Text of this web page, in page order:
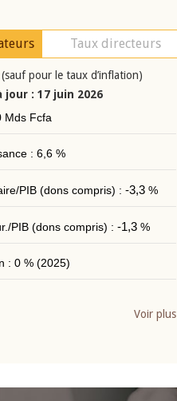
Taux directeurs
pour le taux d’inflation)
: 17 juin 2026
Mds Fcfa
: 6,6 %
PIB (dons compris) : -3,3%
PIB (dons compris) : -1,3%
: 0 % (2025)
Voir plus